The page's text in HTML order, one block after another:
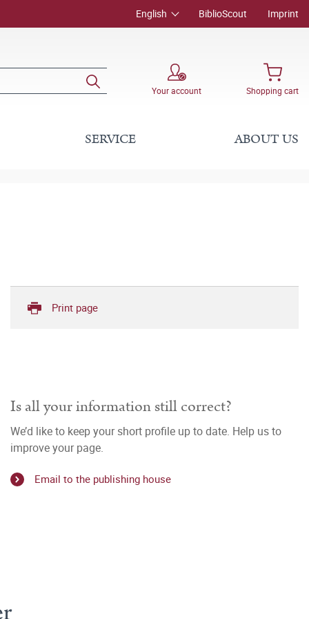
English BiblioScout Imprint
Your account Shopping cart
SERVICE ABOUT US
Print page
Is all your information still correct?
We’d like to keep your short profile up to date. Help us to
improve your page.
Email to the publishing house